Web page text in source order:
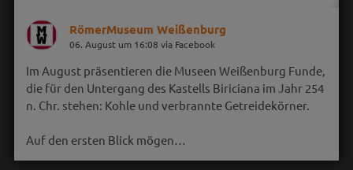
RömerMuseum Weißenburg
06. August um 16:08 via Facebook
Im August präsentieren die Museen Weißenburg Funde,
die für den Untergang des Kastells Biriciana im Jahr 254
n. Chr. stehen: Kohle und verbrannte Getreidekörner.
Auf den ersten Blick mögen…